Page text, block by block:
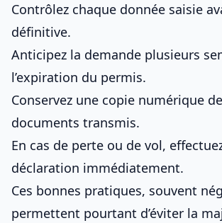
Contrôlez chaque donnée saisie
définitive.
Anticipez la demande plusieurs
l’expiration du permis.
Conservez une copie numérique
documents transmis.
En cas de perte ou de vol,
déclaration immédiatement.
Ces bonnes pratiques, souvent
permettent pourtant d’éviter la